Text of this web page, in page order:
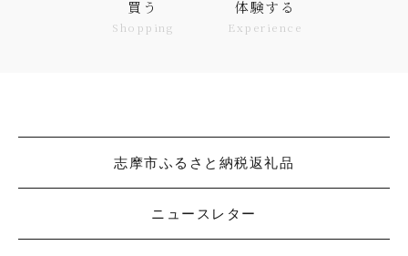
買う
Shopping
体験する
Experience
志摩市ふるさと納税返礼品
ニュースレター